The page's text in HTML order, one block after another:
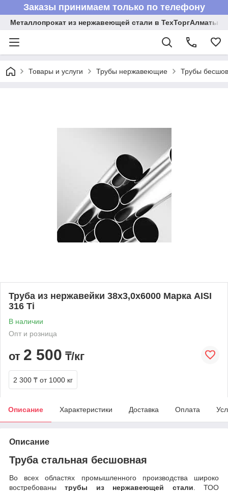
Заказы принимаем только по телефону
Металлопрокат из нержавеющей стали в ТехТоргАлматы
Товары и услуги Трубы нержавеющие Трубы
Труба из нержавейки 38х3,0х6000 Марка AISI
316 Ti
В наличии
Опт и розница
от 2 500 ₸/кг
2 300 ₸ от 1000 кг
Описание Характеристики Доставка Оплата
Описание
Труба стальная бесшовная
Во всех областях промышленного производства широко
востребованытрубы из нержавеющей стали. ТОО